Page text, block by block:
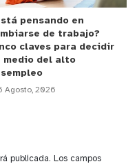
pensando en
de trabajo?
claves para decidir
medio del alto
Agosto, 2026
publicada. Los campos